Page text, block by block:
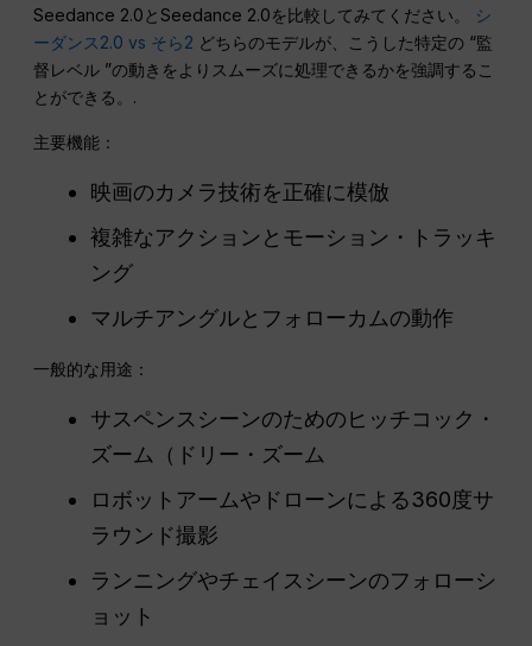
Seedance 2.0とSeedance 2.0を比較してみてください。 シ
ーダンス2.0 vs そら2 どちらのモデルが、こうした特定の “監
督レベル ”の動きをよりスムーズに処理できるかを強調するこ
とができる。.
主要機能：
映画のカメラ技術を正確に模倣
複雑なアクションとモーション・トラッキ
ング
マルチアングルとフォローカムの動作
一般的な用途：
サスペンスシーンのためのヒッチコック・
ズーム（ドリー・ズーム
ロボットアームやドローンによる360度サ
ラウンド撮影
ランニングやチェイスシーンのフォローシ
ョット